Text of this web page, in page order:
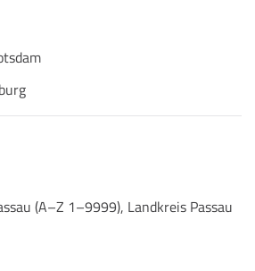
(A–Z 1–9999), Landkreis Passau